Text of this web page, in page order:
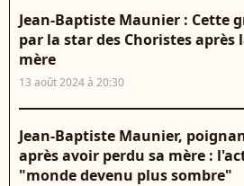
Jean-Baptiste Maunier : Cette
par la star des Choristes après
mère
13 août 2024 à 20:30
Jean-Baptiste Maunier,
après avoir perdu sa mère :
"monde devenu plus sombre"